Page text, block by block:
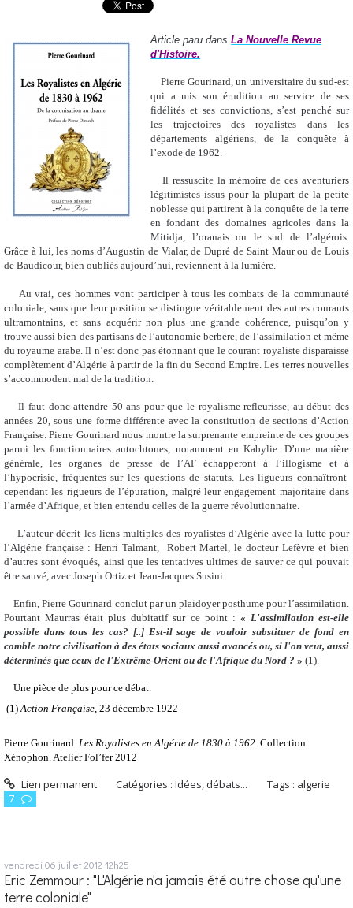
Article paru dans La Nouvelle Revue
d'Histoire.
Pierre Gourinard, un universitaire du sud-est
qui a mis son érudition au service de ses
fidélités et ses convictions, s’est penché sur
les trajectoires des royalistes dans les
départements algériens, de la conquête à
l’exode de 1962.
Il ressuscite la mémoire de ces aventuriers
légitimistes issus pour la plupart de la petite
noblesse qui partirent à la conquête de la terre
en fondant des domaines agricoles dans la
Mitidja, l’oranais ou le sud de l’algérois.
Grâce à lui, les noms d’Augustin de Vialar, de Dupré de Saint Maur ou de Louis
de Baudicour, bien oubliés aujourd’hui, reviennent à la lumière.
Au vrai, ces hommes vont participer à tous les combats de la communauté
coloniale, sans que leur position se distingue véritablement des autres courants
ultramontains, et sans acquérir non plus une grande cohérence, puisqu’on y
trouve aussi bien des partisans de l’autonomie berbère, de l’assimilation et même
du royaume arabe. Il n’est donc pas étonnant que le courant royaliste disparaisse
complètement d’Algérie à partir de la fin du Second Empire. Les terres nouvelles
s’accommodent mal de la tradition.
Il faut donc attendre 50 ans pour que le royalisme refleurisse, au début des
années 20, sous une forme différente avec la constitution de sections d’Action
Française. Pierre Gourinard nous montre la surprenante empreinte de ces groupes
parmi les fonctionnaires autochtones, notamment en Kabylie. D’une manière
générale, les organes de presse de l’AF échapperont à l’illogisme et à
l’hypocrisie, fréquentes sur les questions de statuts. Les ligueurs connaîtront
cependant les rigueurs de l’épuration, malgré leur engagement majoritaire dans
l’armée d’Afrique, et bien entendu celles de la guerre révolutionnaire.
L’auteur décrit les liens multiples des royalistes d’Algérie avec la lutte pour
l’Algérie française : Henri Talmant,
Robert Martel, le docteur Lefèvre et bien
d’autres sont évoqués, ainsi que les tentatives ultimes de sauver ce qui pouvait
être sauvé, avec Joseph Ortiz et Jean-Jacques Susini.
Enfin, Pierre Gourinard conclut par un plaidoyer posthume pour l’assimilation.
Pourtant Maurras était plus dubitatif sur ce point : « L'assimilation est-elle
possible dans tous les cas? [..] Est-il sage de vouloir substituer de fond en
comble notre civilisation à des états sociaux aussi avancés ou, si l'on veut, aussi
déterminés que ceux de l'Extrême-Orient ou de l'Afrique du Nord ? » (1).
Une pièce de plus pour ce débat.
(1) Action Française , 23 décembre 1922
Pierre Gourinard. Les Royalistes en Algérie de 1830 à 1962 . Collection
Xénophon. Atelier Fol’fer 2012
Lien permanent Catégories :Idées, débats... Tags : algerie
7
vendredi 06 juillet 2012 12h25
Eric Zemmour : "L'Algérie n'a jamais été autre chose qu'une
terre coloniale"